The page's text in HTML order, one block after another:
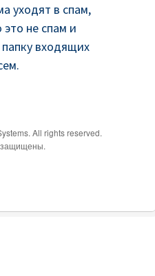
уходят в спам,
это не спам и
папку входящих
All rights reserved.
защищены.